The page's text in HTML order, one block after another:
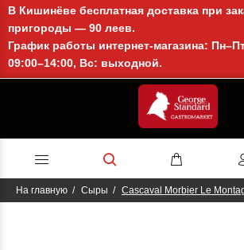
В Кишинёве бесплатная доставка при
пригороды — 90 леев.
График работы интернет-магазина:
09:00–14:00, Вс: выходной.
На главную Сыры Cascaval Morbier Le